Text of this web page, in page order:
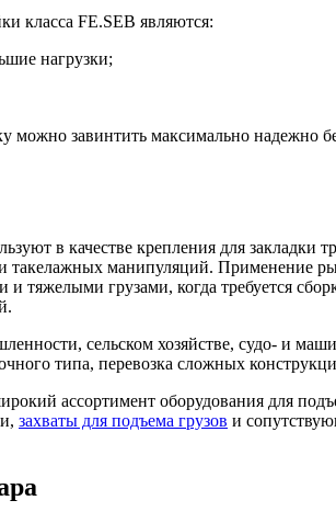
класса FE.SEB являются:
нагрузки;
можно завинтить максимально надежно
в качестве крепления для закладки
манипуляций. Применение
тяжелыми грузами, когда требуется
сельском хозяйстве, судо- и
типа, перевозка сложных
ассортимент оборудования для
захваты для подъема грузов и